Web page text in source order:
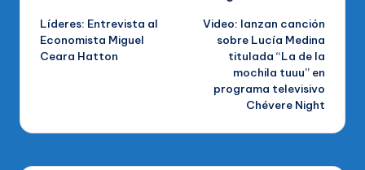
de
entradas
Líderes: Entrevista al
Economista Miguel
Ceara Hatton
Video: lanzan canción
sobre Lucía Medina
titulada “La de la
mochila tuuu” en
programa televisivo
Chévere Night